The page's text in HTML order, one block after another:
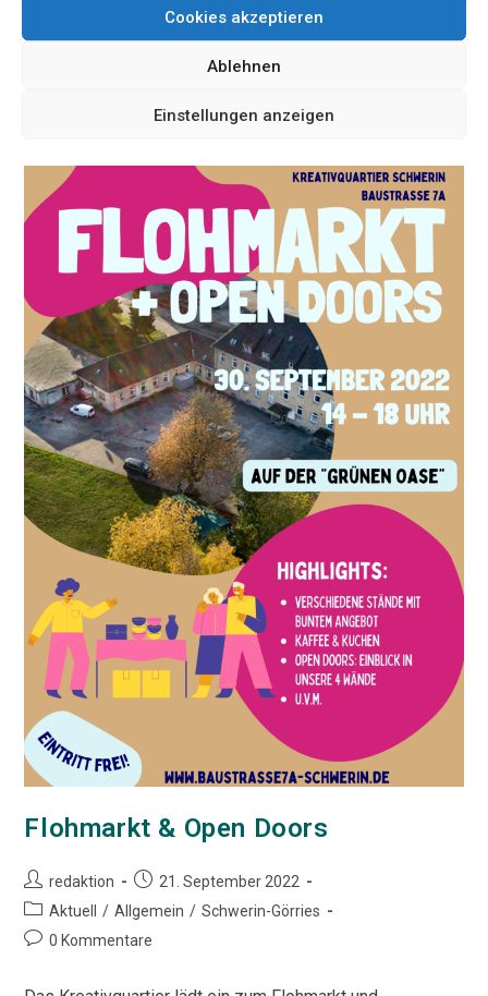
Cookies akzeptieren
Ablehnen
Einstellungen anzeigen
Jobmesse Lübz zeigt Potenziale der Region auf
Flohmarkt & Open Doors
Beitrags-
Autor:
redaktion
Beitrag
veröffentlicht:
21. September 2022
Beitrags-
Kategorie:
Aktuell / Allgemein / Schwerin-Görries
Beitrags-
0 Kommentare